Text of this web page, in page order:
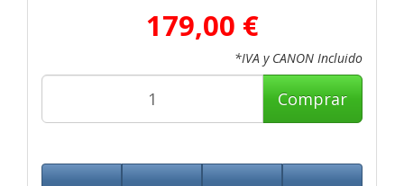
179,00 €
*IVA y CANON Incluido
Comprar